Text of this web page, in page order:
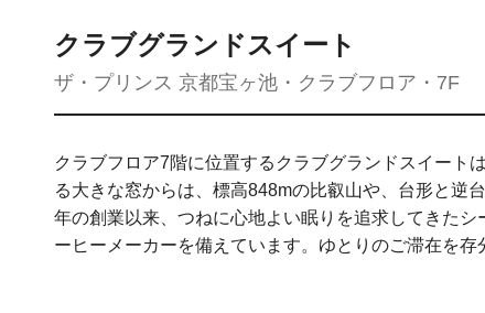
クラブグランドスイート
ザ・プリンス 京都宝ヶ池・クラブフロア・7F
クラブフロア7階に位置するクラブグランドスイート
る大きな窓からは、標高848mの比叡山や、台形と逆
年の創業以来、つねに心地よい眠りを追求してきた
ーヒーメーカーを備えています。ゆとりのご滞在を存